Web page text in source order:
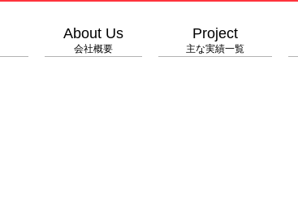
About Us
会社概要
Project
主な実績一覧